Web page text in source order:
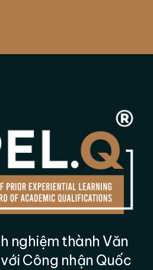
nghiệm thành Văn
Công nhận Quốc